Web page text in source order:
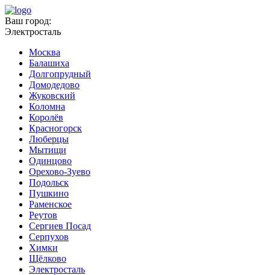
Ваш город:
Электросталь
Москва
Балашиха
Долгопрудный
Домодедово
Жуковский
Коломна
Королёв
Красногорск
Люберцы
Мытищи
Одинцово
Орехово-Зуево
Подольск
Пушкино
Раменское
Реутов
Сергиев Посад
Серпухов
Химки
Щёлково
Электросталь